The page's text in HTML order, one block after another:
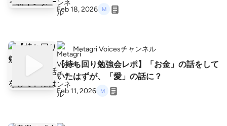
Feb 18, 2026
Metagri Voicesチャンネル
【持ち回り勉強会レポ】「お金」の話をして
いたはずが、「愛」の話に？
Feb 11, 2026